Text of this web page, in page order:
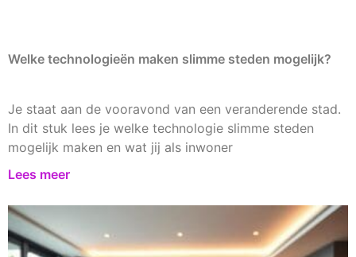
Welke technologieën maken slimme steden mogelijk?
Je staat aan de vooravond van een veranderende stad.
In dit stuk lees je welke technologie slimme steden
mogelijk maken en wat jij als inwoner
Lees meer